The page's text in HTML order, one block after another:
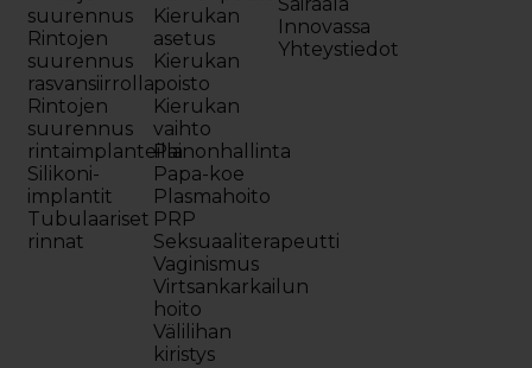
suurennus
Rintojen
suurennus
rasvansiirrolla
Rintojen
suurennus
rintaimplanteilla
Silikoni-
implantit
Tubulaariset
rinnat
Kierukan
asetus
Kierukan
poisto
Kierukan
vaihto
Painonhallinta
Papa-koe
Plasmahoito
PRP
Seksuaaliterapeutti
Vaginismus
Virtsankarkailun
hoito
Välilihan
kiristys
Innovassa
Yhteystiedot